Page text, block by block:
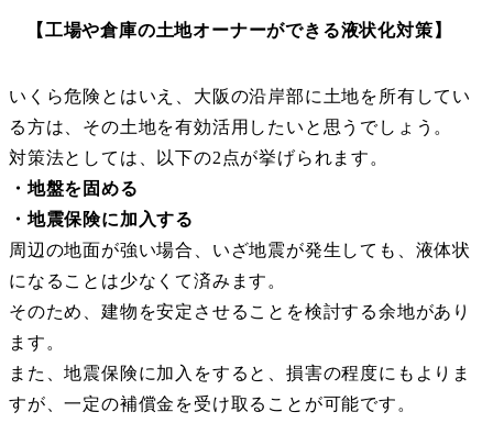
【工場や倉庫の土地オーナーができる液状化対策】
いくら危険とはいえ、大阪の沿岸部に土地を所有してい
る方は、その土地を有効活用したいと思うでしょう。
対策法としては、以下の2点が挙げられます。
・地盤を固める
・地震保険に加入する
周辺の地面が強い場合、いざ地震が発生しても、液体状
になることは少なくて済みます。
そのため、建物を安定させることを検討する余地があり
ます。
また、地震保険に加入をすると、損害の程度にもよりま
すが、一定の補償金を受け取ることが可能です。